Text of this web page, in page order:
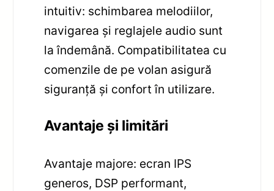
intuitiv: schimbarea melodiilor,
navigarea și reglajele audio sunt
la îndemână. Compatibilitatea cu
comenzile de pe volan asigură
siguranță și confort în utilizare.
Avantaje și limitări
Avantaje majore: ecran IPS
generos, DSP performant,